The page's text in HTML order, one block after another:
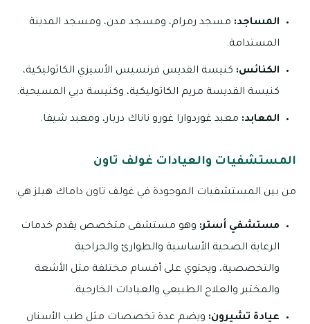
المساجد: مسجد رمرام، ومسجد مدن، ومسجد المدينة
المستدامة.
الكنائس: كنيسة القديس فرنسيس الأسيزي الكاثوليكية،
كنيسة القديسة مريم الكاثوليكية، وكنيسة دبي المسيحية.
المعابد: معبد غوردوارا غورو ناناك دربار، ومعبد شيفا.
المستشفيات والعيادات غولف تاون
من بين المستشفيات الموجودة في غولف تاون داماك هيلز هي:
مستشفي أستر: وهو مستشفى متخصص يقدم خدمات
الرعاية الصحية الأساسية والطوارئ والجراحية
والتخصصية، ويحتوي على أقسام مختلفة مثل الأشعة
والمختبر والعلاج الطبيعي والعيادات الخارجية.
عيادة تشيرون: ويضم عدة تخصصات مثل طب الأسنان